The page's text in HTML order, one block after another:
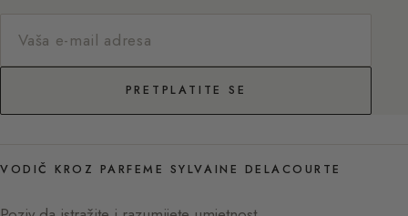
PRETPLATITE SE
VODIČ KROZ PARFEME SYLVAINE DELACOURTE